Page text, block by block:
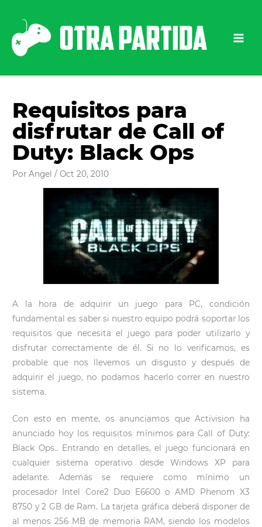
contenido
Requisitos para
disfrutar de Call of
Duty: Black Ops
PorAngel/Oct 20, 2010
A la hora de adquirir un juego para PC, condición
fundamental es saber si nuestro equipo podrá soportar los
requisitos que necesita el juego para poder utilizarlo y
disfrutar correctamente de él. Si no lo verificamos, es
probable que nos llevemos un disgusto y después de
adquirir el juego, no podamos hacerlo correr en nuestro
sistema.
Con esto en mente, os anunciamos que Activision ha
anunciado hoy los requisitos mínimos para Call of Duty:
Black Ops.. Entrando en detalles, el juego funcionará en
cualquier sistema operativo desde Windows XP para
adelante. Además se requiere como mínimo un
procesador Intel Core2 Duo E6600 o AMD Phenom X3
8750 y 2 GB de Ram. La tarjeta gráfica deberá disponer de
al menos 256 MB de memoria RAM, siendo los modelos